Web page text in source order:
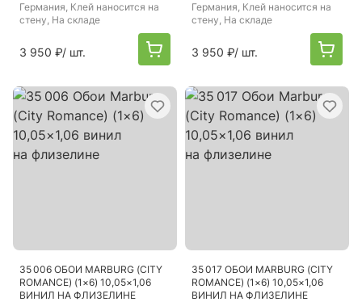
Германия, Клей наносится на
стену, На складе
3 950 ₽/ шт.
Германия, Клей наносится на
стену, На складе
3 950 ₽/ шт.
35 006 ОБОИ MARBURG (CITY
ROMANCE) (1×6) 10,05×1,06
ВИНИЛ НА ФЛИЗЕЛИНЕ
35 017 ОБОИ MARBURG (CITY
ROMANCE) (1×6) 10,05×1,06
ВИНИЛ НА ФЛИЗЕЛИНЕ